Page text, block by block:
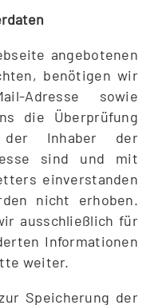
angebotenen
benötigen wir
Adresse sowie
die Überprüfung
Inhaber der
sind und mit
einverstanden
nicht erhoben.
ausschließlich für
Informationen
weiter.
Speicherung der